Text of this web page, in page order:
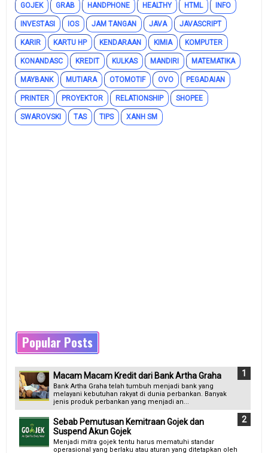
GOJEK GRAB HANDPHONE HEALTHY HTML INFO
INVESTASI IOS JAM TANGAN JAVA JAVASCRIPT
KARIR KARTU HP KENDARAAN KIMIA KOMPUTER
KONANDASC KREDIT KULKAS MANDIRI MATEMATIKA
MAYBANK MUTIARA OTOMOTIF OVO PEGADAIAN
PRINTER PROYEKTOR RELATIONSHIP SHOPEE
SWAROVSKI TAS TIPS XANH SM
Popular Posts
Macam Macam Kredit dari Bank Artha Graha
Bank Artha Graha telah tumbuh menjadi bank yang
melayani kebutuhan rakyat di dunia perbankan. Banyak
jenis produk perbankan yang menjadi an...
Sebab Pemutusan Kemitraan Gojek dan
Suspend Akun Gojek
Menjadi mitra gojek tentu harus mematuhi standar
operasional yang berlaku atau aturan yang ditetapkan oleh